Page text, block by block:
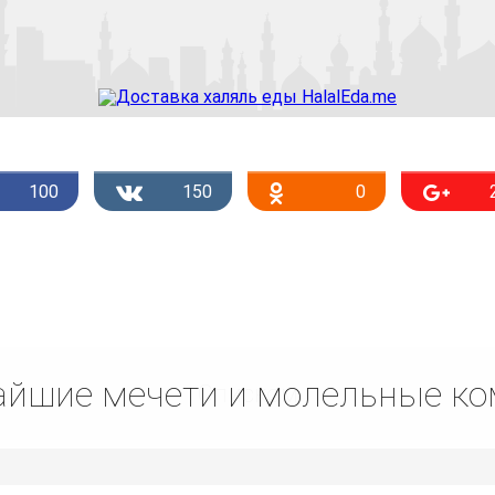
100 150 0
мечети и молельные
Списком